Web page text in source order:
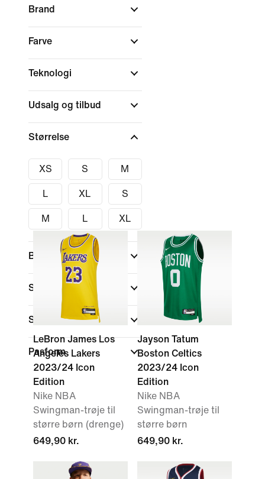
Brand
Farve
Teknologi
Udsalg og tilbud
Størrelse
XS S M
L XL S
M L XL
Barnets alder (1)
Størrelser
Sports(1)
Pasform
LeBron James Los
Angeles Lakers
2023/24 Icon
Edition
Nike NBA
Swingman-trøje til
større børn (drenge)
649,90 kr.
Jayson Tatum
Boston Celtics
2023/24 Icon
Edition
Nike NBA
Swingman-trøje til
større børn
649,90 kr.